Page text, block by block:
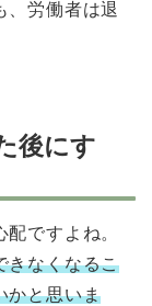
、労働者は退
後にす
ですよね。
きなくなるこ
かと思いま